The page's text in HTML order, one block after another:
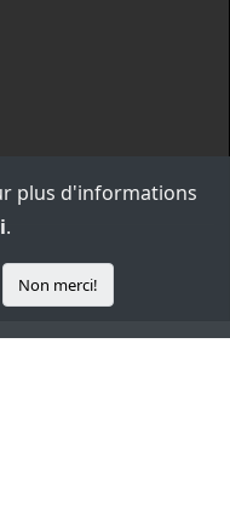
plus d'informations
.
Non merci!